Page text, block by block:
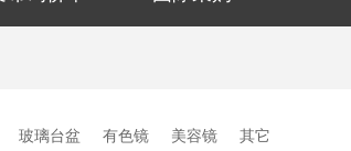
玻璃台盆 有色镜 美容镜 其它